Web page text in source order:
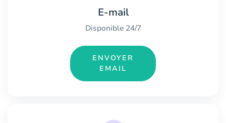
E-mail
Disponible 24/7
ENVOYER
EMAIL